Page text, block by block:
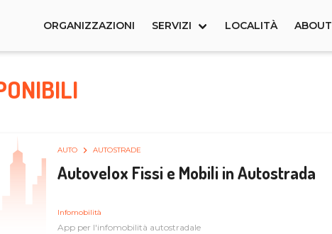
ORGANIZZAZIONI SERVIZI LOCALITÀ ABOUT
AUTO AUTOSTRADE
Autovelox Fissi e Mobili in Autostrada
Infomobilità
App per l'infomobilità autostradale